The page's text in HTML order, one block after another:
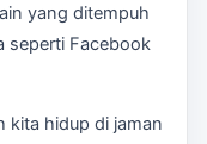
yang ditempuh
seperti Facebook
kita hidup di jaman